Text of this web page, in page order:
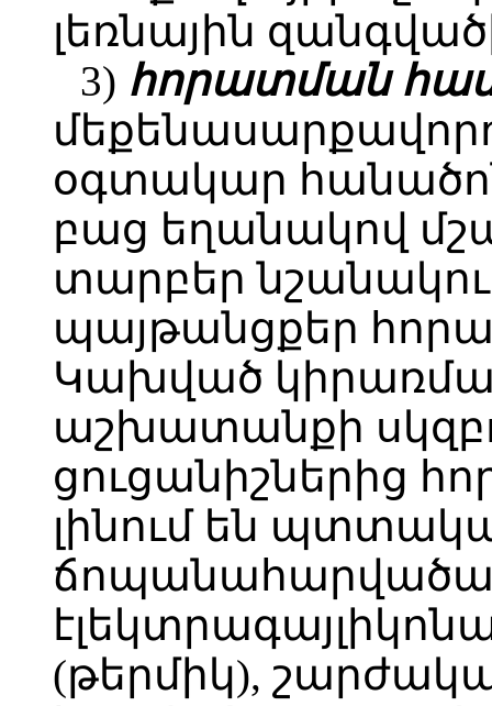
լեռնային
3) հորատման
օգտակար
բաց եղանակով
տարբեր
պայթանցքեր
Կախված
աշխատանքի
ցուցանիշներից
լինում են
(թերմիկ),